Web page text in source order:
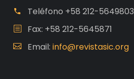
Teléfono +58 212-5649803
Fax: +58 212-5645871
Email: info@revistasic.org